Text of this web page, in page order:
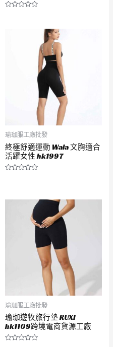
瑜珈服工廠批發
終極舒適運動 Wala 文胸適合
活躍女性 hk1997
分
瑜珈服工廠批發
瑜珈遊牧旅行墊 RUXI
hk1109跨境電商貨源工廠